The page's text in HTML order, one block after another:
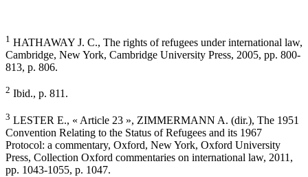
1 HATHAWAY J. C., The rights of refugees under international law,
Cambridge, New York, Cambridge University Press, 2005, pp. 800-
813, p. 806.
2 Ibid., p. 811.
3 LESTER E., « Article 23 », ZIMMERMANN A. (dir.), The 1951
Convention Relating to the Status of Refugees and its 1967
Protocol: a commentary, Oxford, New York, Oxford University
Press, Collection Oxford commentaries on international law, 2011,
pp. 1043-1055, p. 1047.